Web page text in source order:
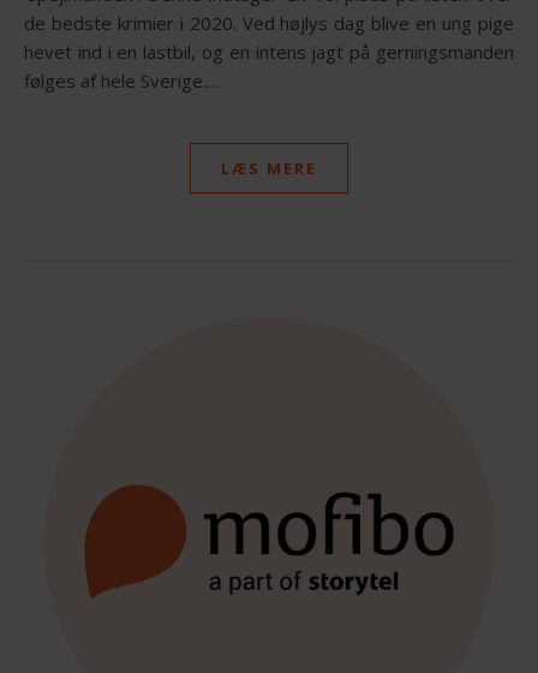
de bedste krimier i 2020. Ved højlys dag blive en ung pige
hevet ind i en lastbil, og en intens jagt på gerningsmanden
følges af hele Sverige.…
LÆS MERE